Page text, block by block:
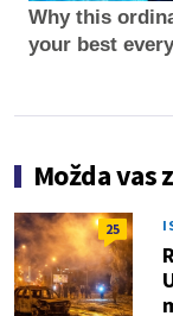
Why this
your best
Možda vas
25